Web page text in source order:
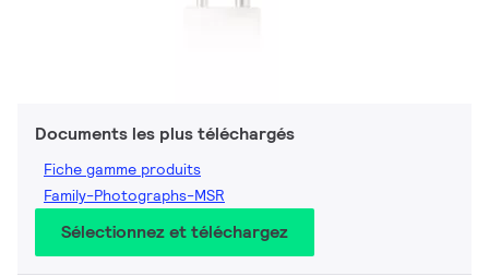
Documents les plus téléchargés
Fiche gamme produits
Family-Photographs-MSR
Sélectionnez et téléchargez